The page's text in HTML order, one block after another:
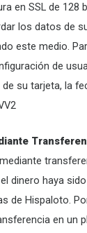
en SSL de 128
los datos de
este medio.
de
su tarjeta, la
dinero haya
de Hispaloto.
en un